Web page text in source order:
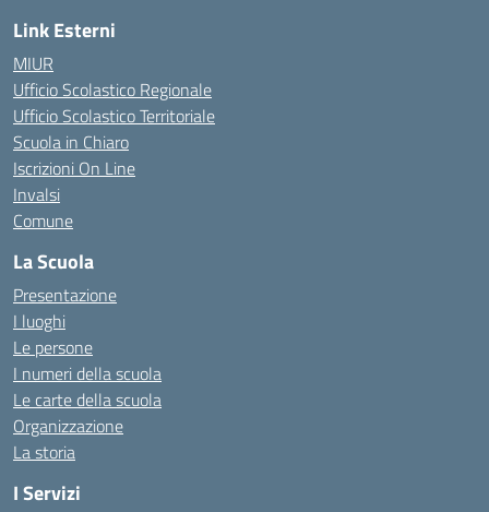
Link Esterni
MIUR
Ufficio Scolastico Regionale
Ufficio Scolastico Territoriale
Scuola in Chiaro
Iscrizioni On Line
Invalsi
Comune
La Scuola
Presentazione
I luoghi
Le persone
I numeri della scuola
Le carte della scuola
Organizzazione
La storia
I Servizi